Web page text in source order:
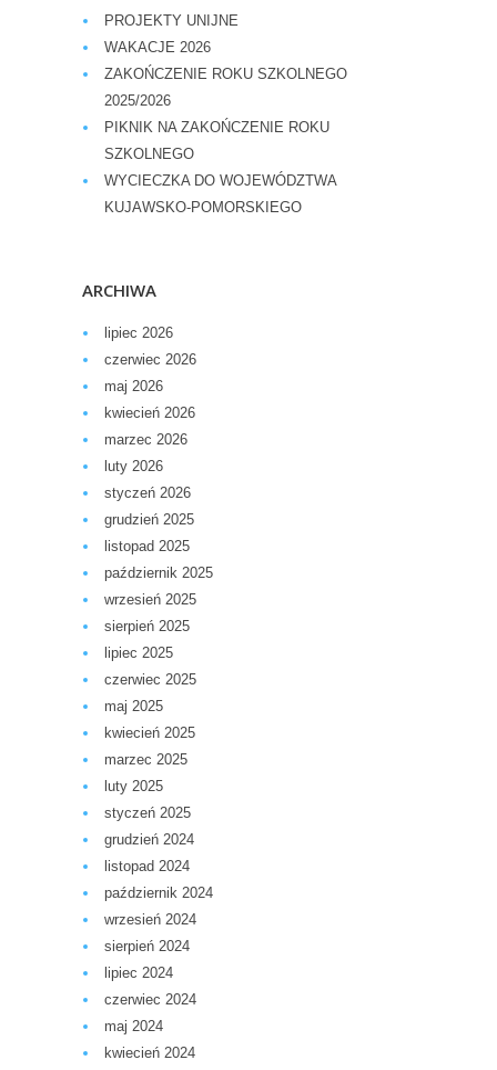
PROJEKTY UNIJNE
WAKACJE 2026
ZAKOŃCZENIE ROKU SZKOLNEGO
2025/2026
PIKNIK NA ZAKOŃCZENIE ROKU
SZKOLNEGO
WYCIECZKA DO WOJEWÓDZTWA
KUJAWSKO-POMORSKIEGO
ARCHIWA
lipiec 2026
czerwiec 2026
maj 2026
kwiecień 2026
marzec 2026
luty 2026
styczeń 2026
grudzień 2025
listopad 2025
październik 2025
wrzesień 2025
sierpień 2025
lipiec 2025
czerwiec 2025
maj 2025
kwiecień 2025
marzec 2025
luty 2025
styczeń 2025
grudzień 2024
listopad 2024
październik 2024
wrzesień 2024
sierpień 2024
lipiec 2024
czerwiec 2024
maj 2024
kwiecień 2024